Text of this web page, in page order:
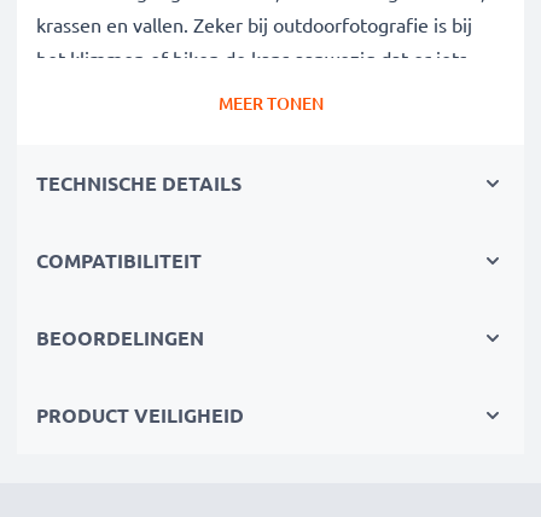
krassen en vallen. Zeker bij outdoorfotografie is bij
het klimmen of hiken de kans aanwezig dat er iets
gebeurt, deze filter voorkomt enrstige schade.
✔ Blokkeerfilter voor doeltreffende filtering van
✔ Verwijdert onscherpte, blauwzweem en
✔ Scherpere en meer briljante beelden
MEER TONEN
TECHNISCHE DETAILS
COMPATIBILITEIT
BEOORDELINGEN
PRODUCT VEILIGHEID